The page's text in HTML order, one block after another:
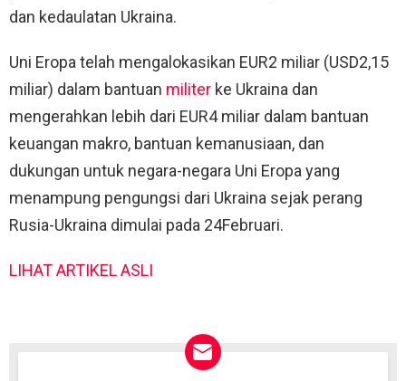
dan kedaulatan Ukraina.
Uni Eropa telah mengalokasikan EUR2 miliar (USD2,15
miliar) dalam bantuan militer ke Ukraina dan
mengerahkan lebih dari EUR4 miliar dalam bantuan
keuangan makro, bantuan kemanusiaan, dan
dukungan untuk negara-negara Uni Eropa yang
menampung pengungsi dari Ukraina sejak perang
Rusia-Ukraina dimulai pada 24Februari.
LIHAT ARTIKEL ASLI